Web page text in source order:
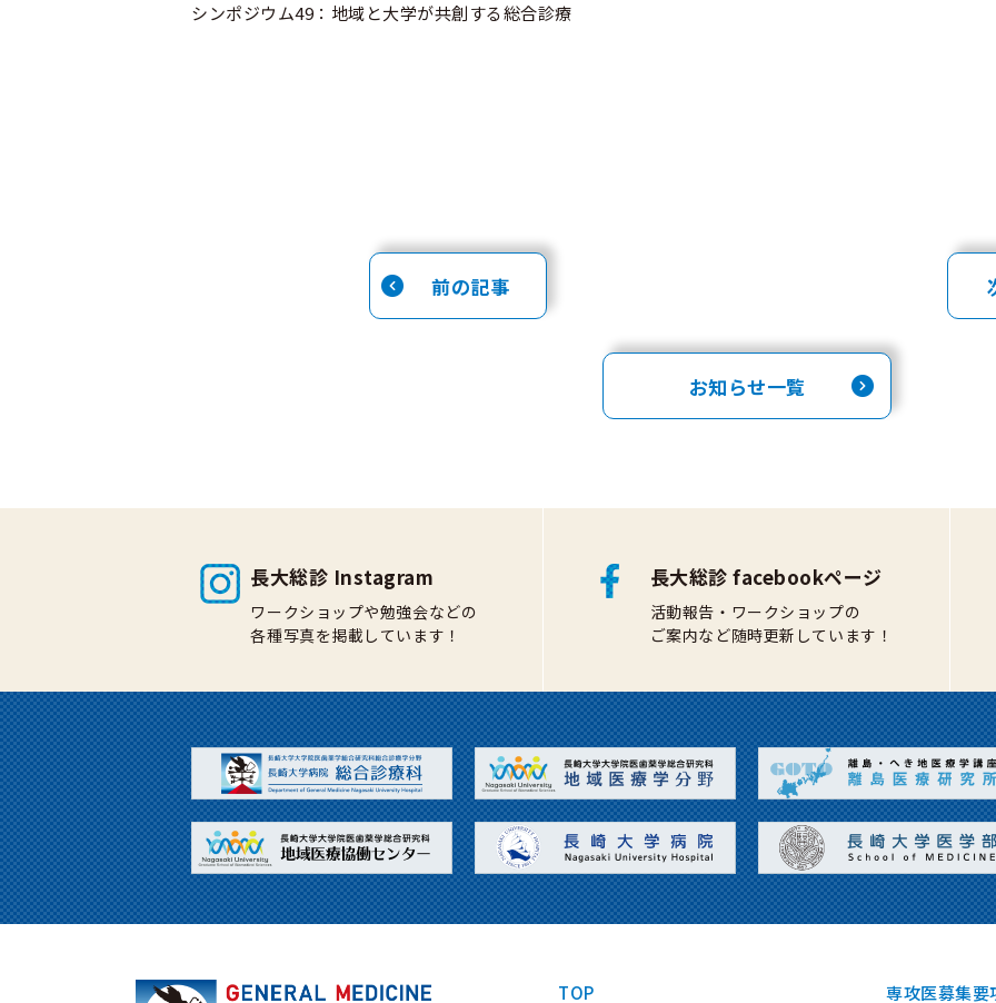
シンポジウム49：地域と大学が共創する総合診療
前の記事
お知らせ一覧
長大総診 Instagram
ワークショップや勉強会などの
各種写真を掲載しています！
長大総診 facebookページ
活動報告・ワークショップの
ご案内など随時更新しています！
TOP 専攻医募集要